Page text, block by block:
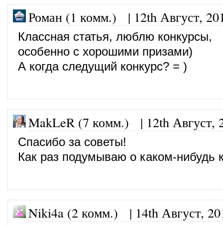
Роман (1 комм.) | 12th Август,
Классная статья, люблю конкурсы,
особенно с хорошими призами)
А когда следущий конкурс? = )
MakLeR (7 комм.) | 12th Август,
Спасибо за советы!
Как раз подумываю о каком-нибудь
Niki4a (2 комм.) | 14th Август,